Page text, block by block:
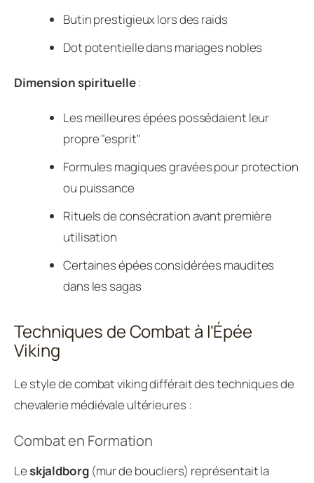
Butin prestigieux lors des raids
Dot potentielle dans mariages nobles
Dimension spirituelle:
Les meilleures épées possédaient leur
propre "esprit"
Formules magiques gravées pour protection
ou puissance
Rituels de consécration avant première
utilisation
Certaines épées considérées maudites
dans les sagas
Techniques de Combat à l'Épée
Viking
Le style de combat viking différait des techniques de
chevalerie médiévale ultérieures :
Combat en Formation
Leskjaldborg(mur de boucliers) représentait la